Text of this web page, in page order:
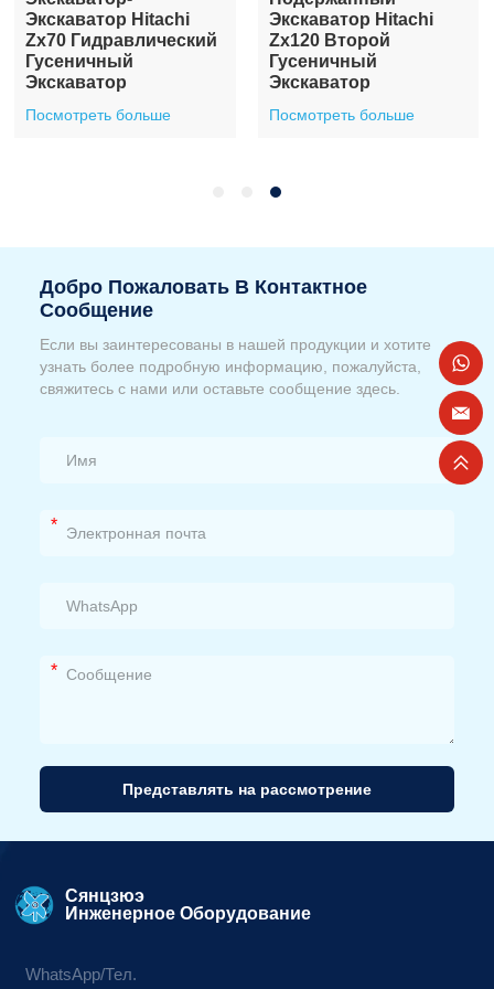
Экскаватор Hitachi
Zx70 Гидравлический
Гусеничный
Экскаватор
Посмотреть больше
Экскаватор Hitachi
Zx120 Второй
Гусеничный
Экскаватор
Посмотреть больше
Добро Пожаловать В Контактное
Сообщение
Если вы заинтересованы в нашей продукции и хотите
узнать более подробную информацию, пожалуйста,
свяжитесь с нами или оставьте сообщение здесь.
*
*
Представлять на рассмотрение
вариант:
Сянцзюэ
Инженерное Оборудование
WhatsApp/Тел.